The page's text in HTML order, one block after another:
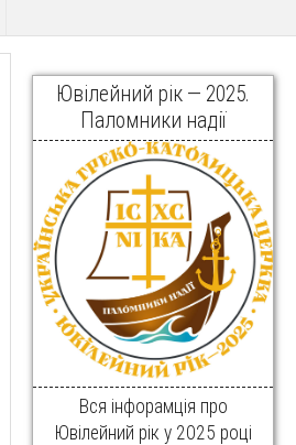
Ювілейний рік — 2025.
Паломники надії
Вся інфорамція про
Ювілейний рік у 2025 році